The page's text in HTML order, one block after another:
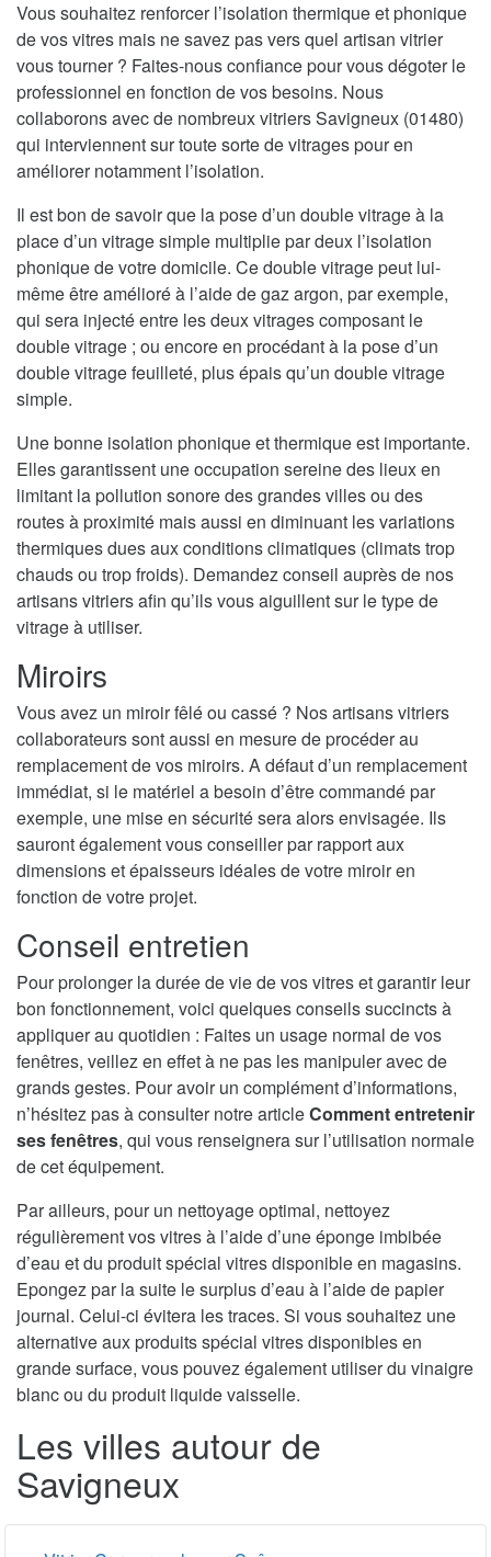
Vous souhaitez renforcer l’isolation thermique et phonique
de vos vitres mais ne savez pas vers quel artisan vitrier
vous tourner ? Faites-nous confiance pour vous dégoter le
professionnel en fonction de vos besoins. Nous
collaborons avec de nombreux vitriers Savigneux (01480)
qui interviennent sur toute sorte de vitrages pour en
améliorer notamment l’isolation.
Il est bon de savoir que la pose d’un double vitrage à la
place d’un vitrage simple multiplie par deux l’isolation
phonique de votre domicile. Ce double vitrage peut lui-
même être amélioré à l’aide de gaz argon, par exemple,
qui sera injecté entre les deux vitrages composant le
double vitrage ; ou encore en procédant à la pose d’un
double vitrage feuilleté, plus épais qu’un double vitrage
simple.
Une bonne isolation phonique et thermique est importante.
Elles garantissent une occupation sereine des lieux en
limitant la pollution sonore des grandes villes ou des
routes à proximité mais aussi en diminuant les variations
thermiques dues aux conditions climatiques (climats trop
chauds ou trop froids). Demandez conseil auprès de nos
artisans vitriers afin qu’ils vous aiguillent sur le type de
vitrage à utiliser.
Miroirs
Vous avez un miroir fêlé ou cassé ? Nos artisans vitriers
collaborateurs sont aussi en mesure de procéder au
remplacement de vos miroirs. A défaut d’un remplacement
immédiat, si le matériel a besoin d’être commandé par
exemple, une mise en sécurité sera alors envisagée. Ils
sauront également vous conseiller par rapport aux
dimensions et épaisseurs idéales de votre miroir en
fonction de votre projet.
Conseil entretien
Pour prolonger la durée de vie de vos vitres et garantir leur
bon fonctionnement, voici quelques conseils succincts à
appliquer au quotidien : Faites un usage normal de vos
fenêtres, veillez en effet à ne pas les manipuler avec de
grands gestes. Pour avoir un complément d’informations,
n’hésitez pas à consulter notre articleComment entretenir
ses fenêtres, qui vous renseignera sur l’utilisation normale
de cet équipement.
Par ailleurs, pour un nettoyage optimal, nettoyez
régulièrement vos vitres à l’aide d’une éponge imbibée
d’eau et du produit spécial vitres disponible en magasins.
Epongez par la suite le surplus d’eau à l’aide de papier
journal. Celui-ci évitera les traces. Si vous souhaitez une
alternative aux produits spécial vitres disponibles en
grande surface, vous pouvez également utiliser du vinaigre
blanc ou du produit liquide vaisselle.
Les villes autour de
Savigneux